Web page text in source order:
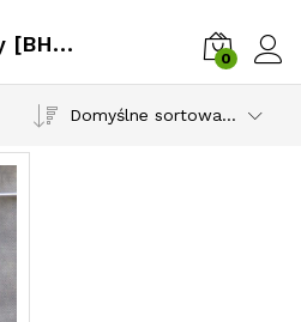
Hak Dekoracyjny [BH-1844]
0
Domyślne sortowanie